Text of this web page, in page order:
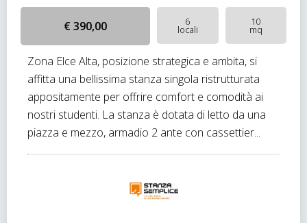
€ 390,00 6
locali
10
mq
Zona Elce Alta, posizione strategica e ambita, si
affitta una bellissima stanza singola ristrutturata
appositamente per offrire comfort e comodità ai
nostri studenti. La stanza è dotata di letto da una
piazza e mezzo, armadio 2 ante con cassettier...